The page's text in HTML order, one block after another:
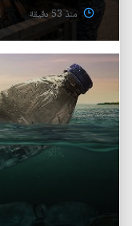
منذ 53 دقيقة